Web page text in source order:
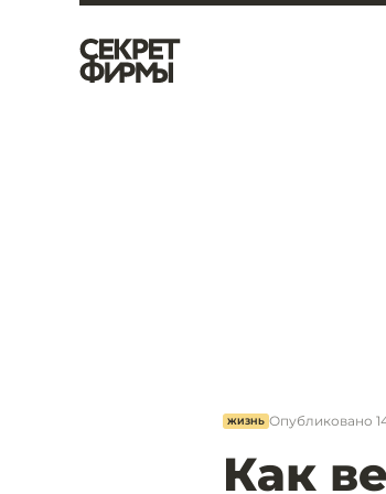
ЖИЗНЬ Опубликовано
Как